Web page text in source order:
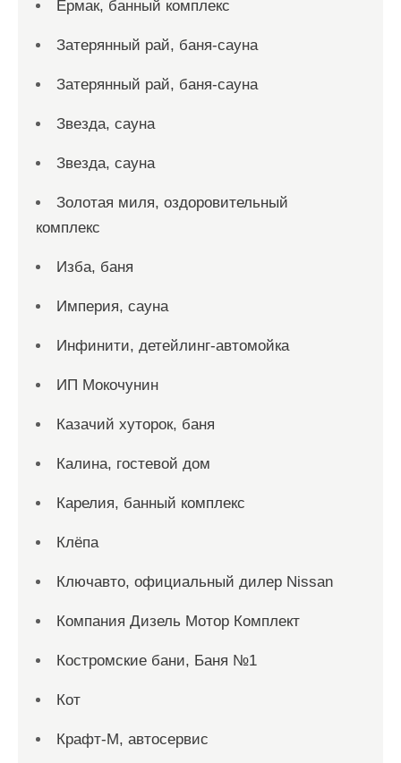
Ермак, банный комплекс
Затерянный рай, баня-сауна
Затерянный рай, баня-сауна
Звезда, сауна
Звезда, сауна
Золотая миля, оздоровительный
комплекс
Изба, баня
Империя, сауна
Инфинити, детейлинг-автомойка
ИП Мокочунин
Казачий хуторок, баня
Калина, гостевой дом
Карелия, банный комплекс
Клёпа
Ключавто, официальный дилер Nissan
Компания Дизель Мотор Комплект
Костромские бани, Баня №1
Кот
Крафт-М, автосервис